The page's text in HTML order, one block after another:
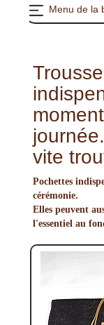
Menu de la
vite
Pochettes
cérémonie.
Elles peuvent
l'essentiel au